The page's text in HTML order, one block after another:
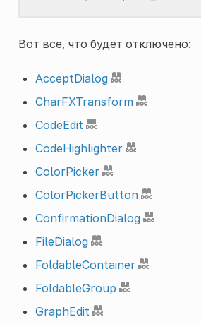
Вот все, что будет отключено:
AcceptDialog
CharFXTransform
CodeEdit
CodeHighlighter
ColorPicker
ColorPickerButton
ConfirmationDialog
FileDialog
FoldableContainer
FoldableGroup
GraphEdit